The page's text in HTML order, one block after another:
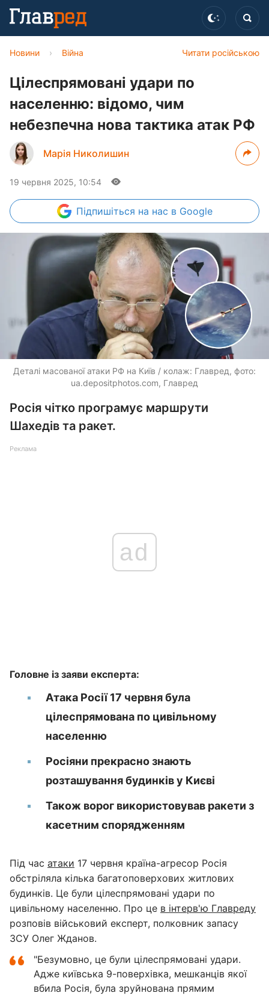
Читати російською
Новини › Війна
Цілеспрямовані удари по
населенню: відомо, чим
небезпечна нова тактика атак РФ
Марія Николишин
19 червня 2025, 10:54
Підпишіться на нас в Google
Деталі масованої атаки РФ на Київ / колаж: Главред, фото:
ua.depositphotos.com, Главред
Росія чітко програмує маршрути
Шахедів та ракет.
Реклама
ad
Головне із заяви експерта:
Атака Росії 17 червня була
цілеспрямована по цивільному
населенню
Росіяни прекрасно знають
розташування будинків у Києві
Також ворог використовував ракети з
касетним спорядженням
Під час атаки 17 червня країна-агресор Росія
обстріляла кілька багатоповерхових житлових
будинків. Це були цілеспрямовані удари по
цивільному населенню. Про це в інтерв'ю Главреду
розповів військовий експерт, полковник запасу
ЗСУ Олег Жданов.
"Безумовно, це були цілеспрямовані удари.
Адже київська 9-поверхівка, мешканців якої
вбила Росія, була зруйнована прямим